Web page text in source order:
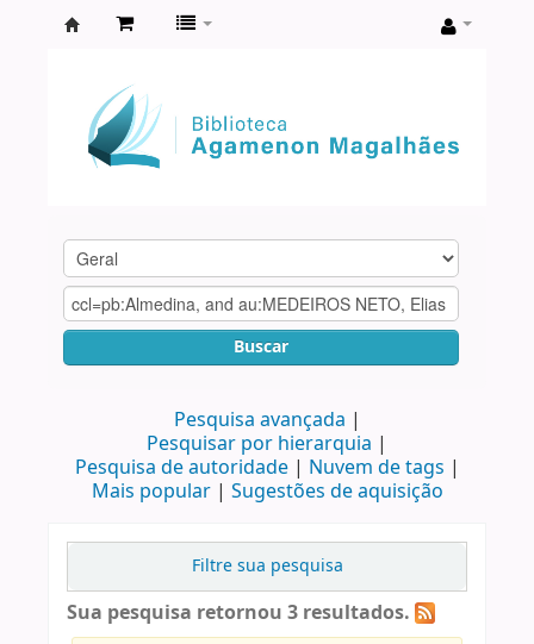
Agamenon
Magalhães
Buscar
Pesquisa avançada
Pesquisar por hierarquia
Pesquisa de autoridade
Nuvem de tags
Mais popular
Sugestões de aquisição
Filtre sua pesquisa
Sua pesquisa retornou 3 resultados.